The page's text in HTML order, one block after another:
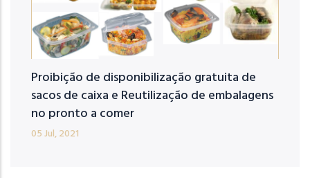
Proibição de disponibilização gratuita de
sacos de caixa e Reutilização de embalagens
no pronto a comer
05 Jul, 2021